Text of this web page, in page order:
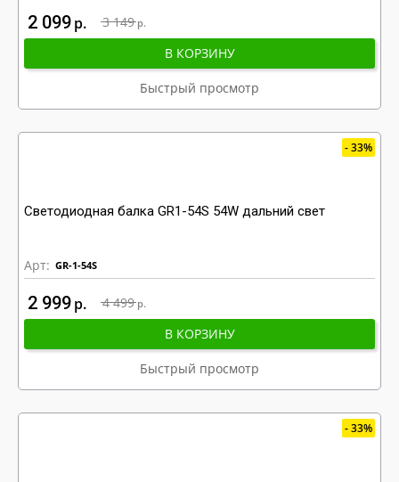
3 149 р
2 099р
В КОРЗИНУ
Быстрый просмотр
33%
Светодиодная балка GR1-54S 54W дальний свет
Арт: GR-1-54S
4 499 р
2 999р
В КОРЗИНУ
Быстрый просмотр
33%